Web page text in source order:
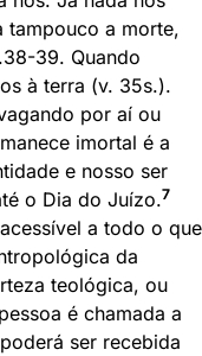
tampouco a morte,
39. Quando
à terra (v. 35s.).
por aí ou
imortal é a
e nosso ser
o Dia do Juízo.7
a todo o que
da
teológica, ou
é chamada a
ser recebida